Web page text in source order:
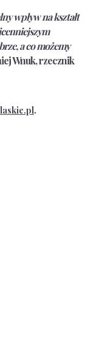
wpływ na kształt
a co możemy
Wnuk, rzecznik
.